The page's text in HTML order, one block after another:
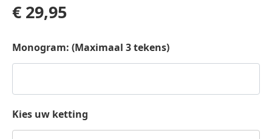
€ 29,95
Monogram: (Maximaal 3 tekens)
Kies uw ketting